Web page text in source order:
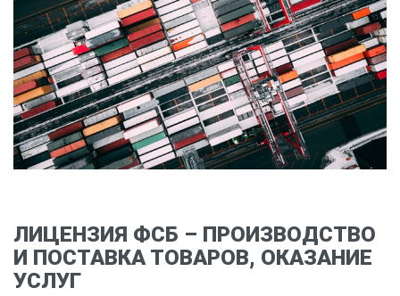
ЛИЦЕНЗИЯ ФСБ – ПРОИЗВОДСТВО
И ПОСТАВКА ТОВАРОВ, ОКАЗАНИЕ
УСЛУГ
Е
Екатеринбург
И
Иваново
Ижевск
Иркутск
Казань
Калининград
Калуга